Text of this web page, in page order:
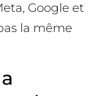
Google et
la même